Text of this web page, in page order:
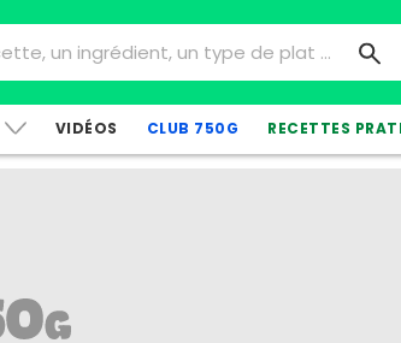
VIDÉOS CLUB 750G RECETTES